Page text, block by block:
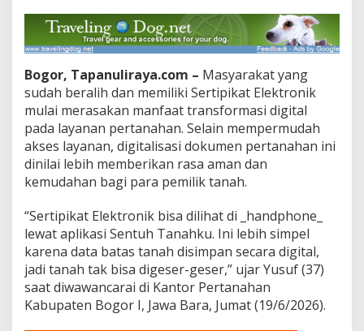
Bogor, Tapanuliraya.com – Masyarakat yang
sudah beralih dan memiliki Sertipikat Elektronik
mulai merasakan manfaat transformasi digital
pada layanan pertanahan. Selain mempermudah
akses layanan, digitalisasi dokumen pertanahan ini
dinilai lebih memberikan rasa aman dan
kemudahan bagi para pemilik tanah.
“Sertipikat Elektronik bisa dilihat di _handphone_
lewat aplikasi Sentuh Tanahku. Ini lebih simpel
karena data batas tanah disimpan secara digital,
jadi tanah tak bisa digeser-geser,” ujar Yusuf (37)
saat diwawancarai di Kantor Pertanahan
Kabupaten Bogor I, Jawa Bara, Jumat (19/6/2026).